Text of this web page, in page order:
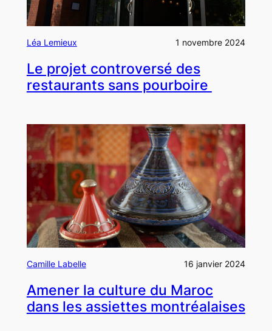
Léa Lemieux 1 novembre 2024
Le projet controversé des
restaurants sans pourboire
Camille Labelle 16 janvier 2024
Amener la culture du Maroc
dans les assiettes montréalaises